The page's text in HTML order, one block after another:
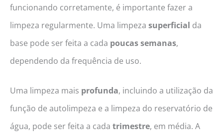
funcionando corretamente, é importante fazer a
limpeza regularmente. Uma limpeza superficial da
base pode ser feita a cada poucas semanas,
dependendo da frequência de uso.
Uma limpeza mais profunda, incluindo a utilização da
função de autolimpeza e a limpeza do reservatório de
água, pode ser feita a cada trimestre, em média. A